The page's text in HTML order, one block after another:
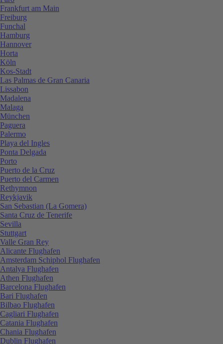
Frankfurt am Main
Freiburg
Funchal
Hamburg
Hannover
Horta
Köln
Kos-Stadt
Las Palmas de Gran Canaria
Lissabon
Madalena
Malaga
München
Paguera
Palermo
Playa del Ingles
Ponta Delgada
Porto
Puerto de la Cruz
Puerto del Carmen
Rethymnon
Reykjavik
San Sebastian (La Gomera)
Santa Cruz de Tenerife
Sevilla
Stuttgart
Valle Gran Rey
Alicante Flughafen
Amsterdam Schiphol Flughafen
Antalya Flughafen
Athen Flughafen
Barcelona Flughafen
Bari Flughafen
Bilbao Flughafen
Cagliari Flughafen
Catania Flughafen
Chania Flughafen
Dublin Flughafen